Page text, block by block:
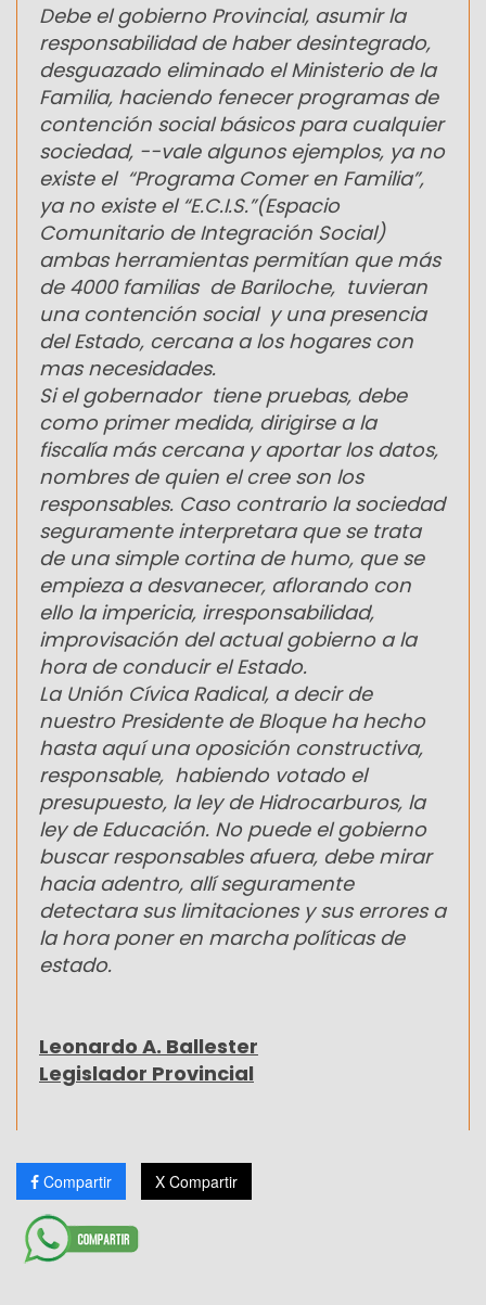
Debe el gobierno Provincial, asumir la
responsabilidad de haber desintegrado,
desguazado eliminado el Ministerio de la
Familia, haciendo fenecer programas de
contención social básicos para cualquier
sociedad, --vale algunos ejemplos, ya no
existe el “Programa Comer en Familia”,
ya no existe el “E.C.I.S.”(Espacio
Comunitario de Integración Social)
ambas herramientas permitían que más
de 4000 familias de Bariloche, tuvieran
una contención social y una presencia
del Estado, cercana a los hogares con
mas necesidades.
Si el gobernador tiene pruebas, debe
como primer medida, dirigirse a la
fiscalía más cercana y aportar los datos,
nombres de quien el cree son los
responsables. Caso contrario la sociedad
seguramente interpretara que se trata
de una simple cortina de humo, que se
empieza a desvanecer, aflorando con
ello la impericia, irresponsabilidad,
improvisación del actual gobierno a la
hora de conducir el Estado.
La Unión Cívica Radical, a decir de
nuestro Presidente de Bloque ha hecho
hasta aquí una oposición constructiva,
responsable, habiendo votado el
presupuesto, la ley de Hidrocarburos, la
ley de Educación. No puede el gobierno
buscar responsables afuera, debe mirar
hacia adentro, allí seguramente
detectara sus limitaciones y sus errores a
la hora poner en marcha políticas de
estado.
Leonardo A. Ballester
Legislador Provincial
Compartir X Compartir